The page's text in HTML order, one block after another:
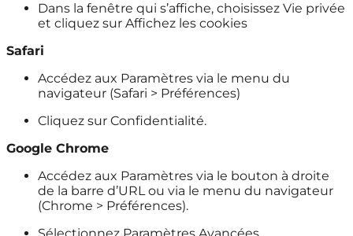
Dans la fenêtre qui s’affiche, choisissez Vie privée
et cliquez sur Affichez les cookies
Safari
Accédez aux Paramètres via le menu du
navigateur (Safari > Préférences)
Cliquez sur Confidentialité.
Google Chrome
Accédez aux Paramètres via le bouton à droite
de la barre d’URL ou via le menu du navigateur
(Chrome > Préférences).